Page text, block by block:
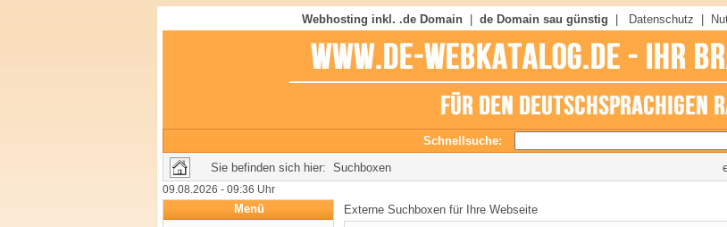
Webhosting inkl. .de Domain de Domain sau günstig Datenschutz
Schnellsuche:
Sie befinden sich hier: Suchboxen
09.08.2026 - 09:36 Uhr
Menü
Externe Suchboxen für Ihre Webseite